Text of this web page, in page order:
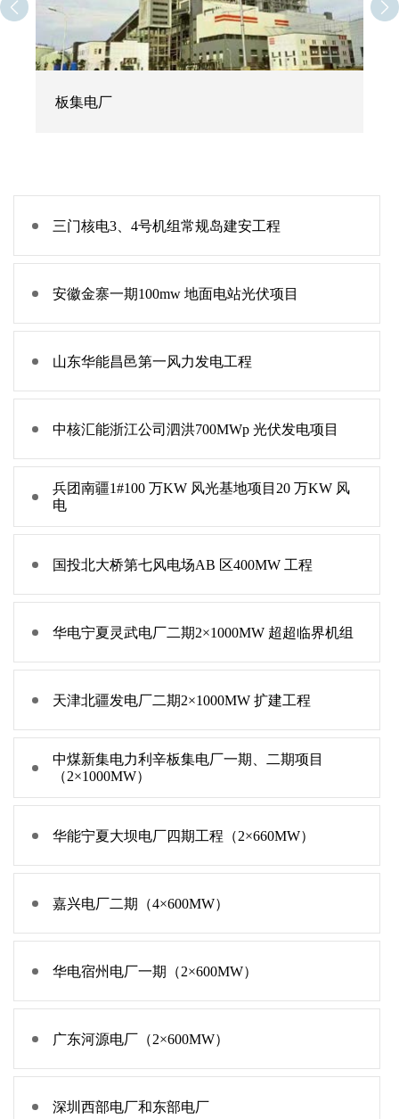
板集电厂
三门核电3、4号机组常规岛建安工程
安徽金寨一期100mw 地面电站光伏项目
山东华能昌邑第一风力发电工程
中核汇能浙江公司泗洪700MWp 光伏发电项目
兵团南疆1#100 万KW 风光基地项目20 万KW 风
电
国投北大桥第七风电场AB 区400MW 工程
华电宁夏灵武电厂二期2×1000MW 超超临界机组
天津北疆发电厂二期2×1000MW 扩建工程
中煤新集电力利辛板集电厂一期、二期项目
（2×1000MW）
华能宁夏大坝电厂四期工程（2×660MW）
嘉兴电厂二期（4×600MW）
华电宿州电厂一期（2×600MW）
广东河源电厂（2×600MW）
深圳西部电厂和东部电厂